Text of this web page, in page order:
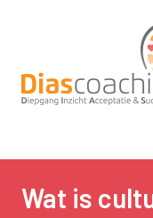
Wat is